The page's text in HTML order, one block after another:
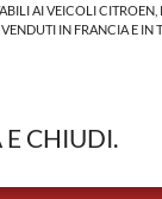
superiori a 990.00€
AI VEICOLI CITROEN,
IN FRANCIA E IN
E CHIUDI.